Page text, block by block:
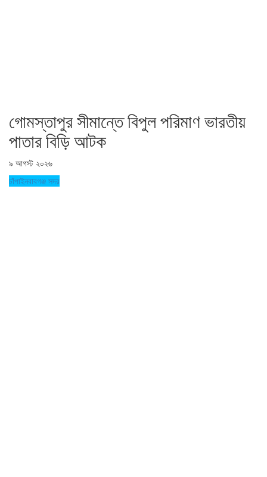
গোমস্তাপুর সীমান্তে বিপুল পরিমাণ ভারতীয়
পাতার বিড়ি আটক
৯ আগস্ট ২০২৬
চাঁপাইনবাবগঞ্জ সদর